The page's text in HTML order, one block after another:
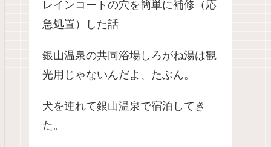
レインコートの穴を簡単に補修（応
急処置）した話
銀山温泉の共同浴場しろがね湯は観
光用じゃないんだよ、たぶん。
犬を連れて銀山温泉で宿泊してき
た。